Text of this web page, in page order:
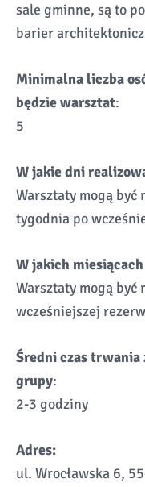
sale gminne, są to
barier
Minimalna liczba
będzie warsztat:
5
W jakie dni
Warsztaty mogą być
tygodnia po
W jakich
Warsztaty mogą być
wcześniejszej
Średni czas trwania
grupy:
2-3 godziny
Adres:
ul. Wrocławska 6,